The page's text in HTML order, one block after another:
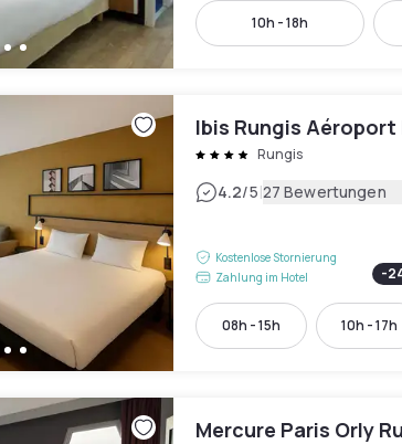
10h - 18h
Ibis Rungis Aéroport
Rungis
4.2/5|27 Bewertungen
Kostenlose Stornierung
Zahlung im Hotel
-
08h - 15h 10h - 17h
Mercure Paris Orly